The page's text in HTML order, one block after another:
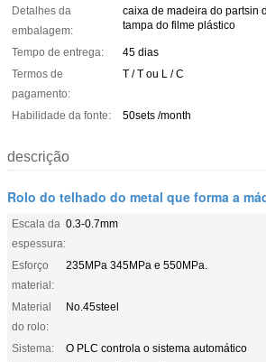
Detalhes da
embalagem:
caixa de madeira do partsin
tampa do filme plástico
Tempo de entrega:
45 dias
Termos de
pagamento:
T / T ou L / C
Habilidade da fonte: 50sets /month
descrição
Rolo do telhado do metal que forma a
Escala da
espessura:
0.3-0.7mm
Esforço
material:
235MPa 345MPa e 550MPa.
Material
do rolo:
No.45steel
Sistema:
O PLC controla o sistema automático